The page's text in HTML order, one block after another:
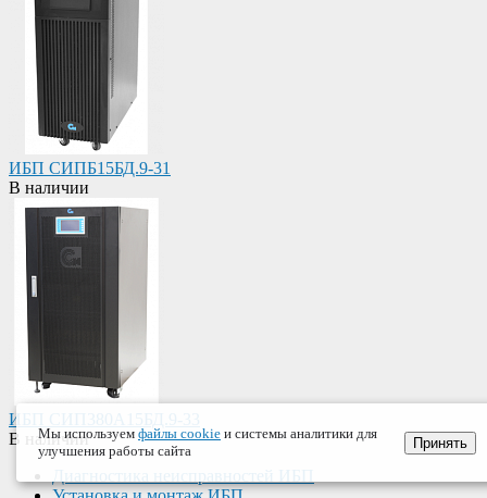
ИБП СИПБ15БД.9-31
В наличии
ИБП СИП380А15БД.9-33
В наличии
Мы используем файлы cookie и системы аналитики для
улучшения работы сайта
Принять